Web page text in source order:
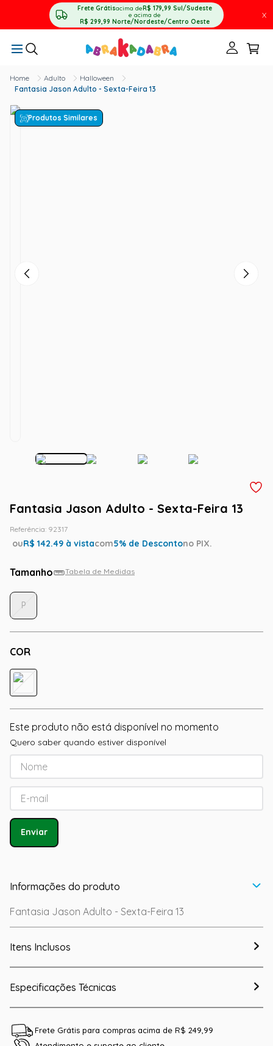
Frete Grátisacima deR$ 179,99 Sul/Sudeste
e acima de
R$ 299,99 Norte/Nordeste/Centro Oeste
X
Adulto
Halloween
Fantasia Jason Adulto - Sexta-Feira 13
Produtos Similares
Fantasia Jason Adulto - Sexta-Feira 13
Referência: 92317
ouR$ 142.49 à vistacom5% de Descontono PIX.
Tamanho Tabela de Medidas
COR
P
Este produto não está disponível no momento
Quero saber quando estiver disponível
Enviar
Informações do produto
Fantasia Jason Adulto - Sexta-Feira 13
Itens Inclusos
Especificações Técnicas
Frete Grátis para compras acima de R$ 249,99